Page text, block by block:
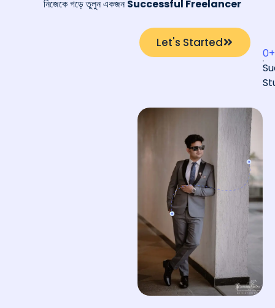
নিজেকে গড়ে তুলুন একজনSuccessful Freelancer
Let's Started
0+